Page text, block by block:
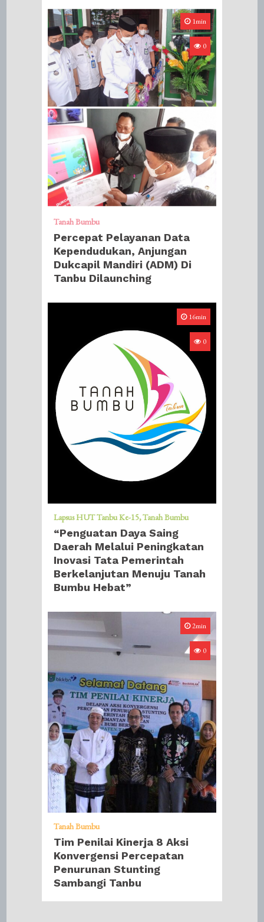
1min
0
Tanah Bumbu
Percepat Pelayanan Data
Kependudukan, Anjungan
Dukcapil Mandiri (ADM) Di
Tanbu Dilaunching
16min
0
Lapsus HUT Tanbu Ke-15 Tanah Bumbu
“Penguatan Daya Saing
Daerah Melalui Peningkatan
Inovasi Tata Pemerintah
Berkelanjutan Menuju Tanah
Bumbu Hebat”
2min
0
Tanah Bumbu
Tim Penilai Kinerja 8 Aksi
Konvergensi Percepatan
Penurunan Stunting
Sambangi Tanbu